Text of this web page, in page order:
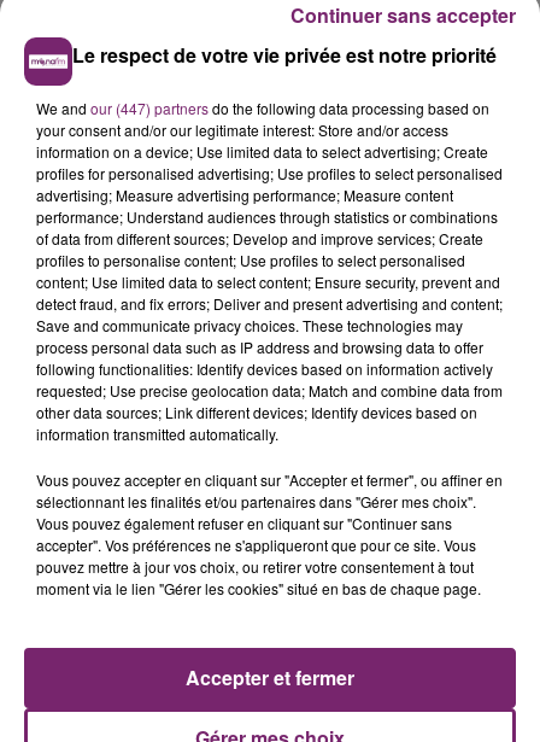
Publié : 25 septembre 2017 à 9h12
PHOTOS PUBLICITÉ
Le respect de votre vie privée est notre priorité
We and our (447) partnersdo the following data processing based on
your consent and/or our legitimate interest: Store and/or access
information on a device; Use limited data to select advertising; Create
profiles for personalised advertising; Use profiles to select personalised
advertising; Measure advertising performance; Measure content
performance; Understand audiences through statistics or combinations
of data from different sources; Develop and improve services; Create
profiles to personalise content; Use profiles to select personalised
content; Use limited data to select content; Ensure security, prevent and
detect fraud, and fix errors; Deliver and present advertising and content;
Save and communicate privacy choices. These technologies may
process personal data such as IP address and browsing data to offer
following functionalities: Identify devices based on information actively
requested; Use precise geolocation data; Match and combine data from
other data sources; Link different devices; Identify devices based on
information transmitted automatically.
Vous pouvez accepter en cliquant sur "Accepter et fermer", ou affiner en
sélectionnant les finalités et/ou partenaires dans "Gérer mes choix".
Vous pouvez également refuser en cliquant sur "Continuer sans
accepter". Vos préférences ne s'appliqueront que pour ce site. Vous
pouvez mettre à jour vos choix, ou retirer votre consentement à tout
moment via le lien "Gérer les cookies" situé en bas de chaque page.
Accepter et fermer
Continuer sans accepter